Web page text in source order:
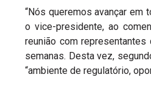
“Nós queremos avançar em
o vice-presidente, ao
reunião com
semanas. Desta vez,
“ambiente de regulatório,